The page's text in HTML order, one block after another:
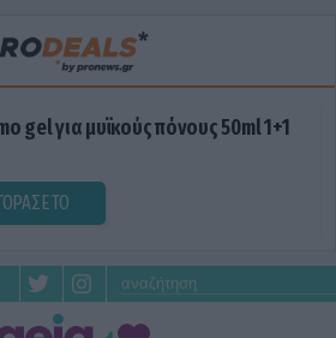
gel για μυϊκούς πόνους 50ml 1+1
ΤΟ